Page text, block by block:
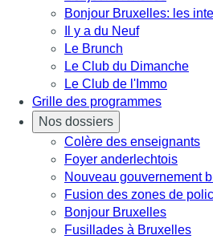
Bonjour Bruxelles: les
Il y a du Neuf
Le Brunch
Le Club du Dimanche
Le Club de l'Immo
Grille des programmes
Nos dossiers
Colère des enseignants
Foyer anderlechtois
Nouveau gouvernement
Fusion des zones de
Bonjour Bruxelles
Fusillades à Bruxelles